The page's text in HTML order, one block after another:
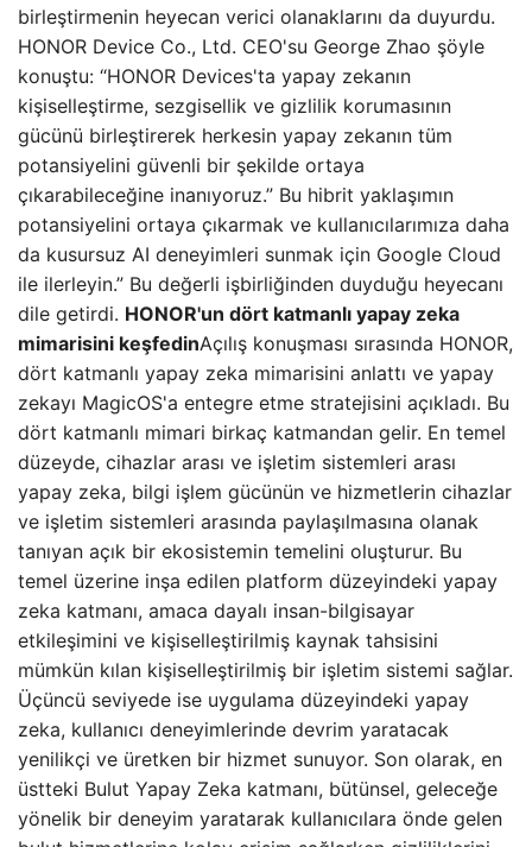
birleştirmenin heyecan verici olanaklarını da duyurdu.
HONOR Device Co., Ltd. CEO'su George Zhao şöyle
konuştu: “HONOR Devices'ta yapay zekanın
kişiselleştirme, sezgisellik ve gizlilik korumasının
gücünü birleştirerek herkesin yapay zekanın tüm
potansiyelini güvenli bir şekilde ortaya
çıkarabileceğine inanıyoruz.” Bu hibrit yaklaşımın
potansiyelini ortaya çıkarmak ve kullanıcılarımıza daha
da kusursuz AI deneyimleri sunmak için Google Cloud
ile ilerleyin.” Bu değerli işbirliğinden duyduğu heyecanı
dile getirdi. HONOR'un dört katmanlı yapay zeka
mimarisini keşfedinAçılış konuşması sırasında HONOR,
dört katmanlı yapay zeka mimarisini anlattı ve yapay
zekayı MagicOS'a entegre etme stratejisini açıkladı. Bu
dört katmanlı mimari birkaç katmandan gelir. En temel
düzeyde, cihazlar arası ve işletim sistemleri arası
yapay zeka, bilgi işlem gücünün ve hizmetlerin cihazlar
ve işletim sistemleri arasında paylaşılmasına olanak
tanıyan açık bir ekosistemin temelini oluşturur. Bu
temel üzerine inşa edilen platform düzeyindeki yapay
zeka katmanı, amaca dayalı insan-bilgisayar
etkileşimini ve kişiselleştirilmiş kaynak tahsisini
mümkün kılan kişiselleştirilmiş bir işletim sistemi sağlar.
Üçüncü seviyede ise uygulama düzeyindeki yapay
zeka, kullanıcı deneyimlerinde devrim yaratacak
yenilikçi ve üretken bir hizmet sunuyor. Son olarak, en
üstteki Bulut Yapay Zeka katmanı, bütünsel, geleceğe
yönelik bir deneyim yaratarak kullanıcılara önde gelen